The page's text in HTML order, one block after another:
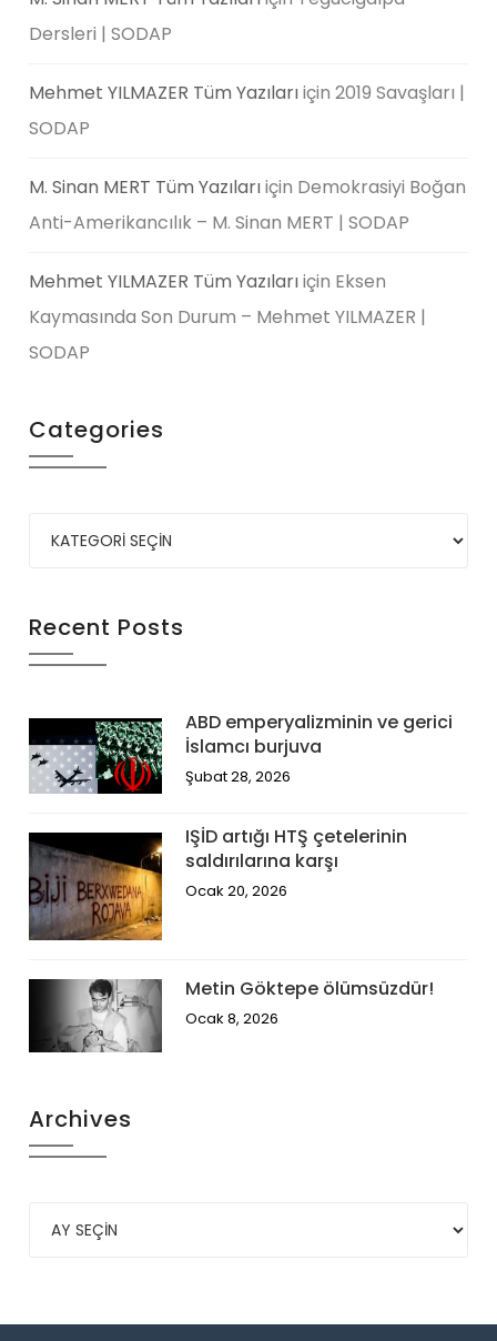
Dersleri | SODAP
Mehmet YILMAZER Tüm Yazılarıiçin2019 Savaşları |
SODAP
M. Sinan MERT Tüm Yazılarıiçin Demokrasiyi Boğan
Anti-Amerikancılık – M. Sinan MERT | SODAP
Mehmet YILMAZER Tüm Yazılarıiçin Eksen
Kaymasında Son Durum – Mehmet YILMAZER |
SODAP
Categories
Recent Posts
ABD emperyalizminin ve gerici
İslamcı burjuva
Şubat 28, 2026
IŞİD artığı HTŞ çetelerinin
saldırılarına karşı
Ocak 20, 2026
Metin Göktepe ölümsüzdür!
Ocak 8, 2026
Archives